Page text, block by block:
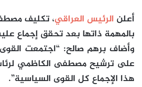
أعلن الرئيس العراقي، تكليف
بالمهمة ذاتها بعد تحقق إجماع
وأضاف برهم صالح: “اجتمعت
على ترشيح مصطفى الكاظمي
هذا الإجماع كل القوى السياسية”.